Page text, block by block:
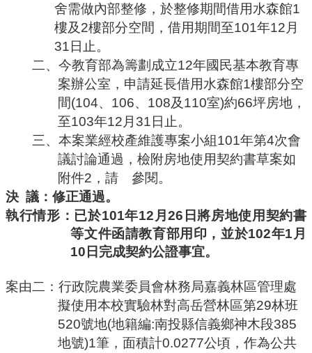
舍需做內部整修，於整修期間借用水森館1
樓及2樓部分空間，借用期間至101年12 月
31 日止。
二、今教育部為籌劃成立12年國民基本教育專
案辦公室，申請延長借用水森館1樓部分空
間(104、 106、 108及110室)約66坪房地，
至103年12 月 31 日止。
三、本案業經校產維護專案小組 101年第4次會
議討論通過，檢附房地使用契約書草案如
附件2 ，請 參閱。
決 議：修正通過。
執行情形：已於101年12 月26 日將房地使用契約書
等文件函請教育部用印，並於102年1 月
10 日完成契約公證事宜。
案由二：行政院農業委員會林務局嘉義林區管理處
擬使用本校實驗林對高岳營林區第29林班
520號地(地籍編:南投縣信義鄉神木段385
地號)1筆，面積計0.0277公頃，作為公共